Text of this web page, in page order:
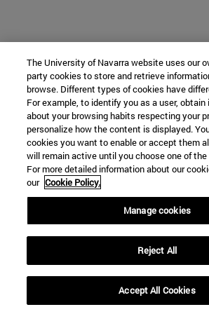
The University of Navarra website uses our
party cookies to store and retrieve
browse. Different types of cookies have
For example, to identify you as a user,
about your browsing habits respecting your
personalize how the content is displayed.
cookies you want to enable or accept them
will remain active until you choose one of
For more detailed information about our
our Cookie Policy.
Manage cookies
Reject All
Accept All Cookies